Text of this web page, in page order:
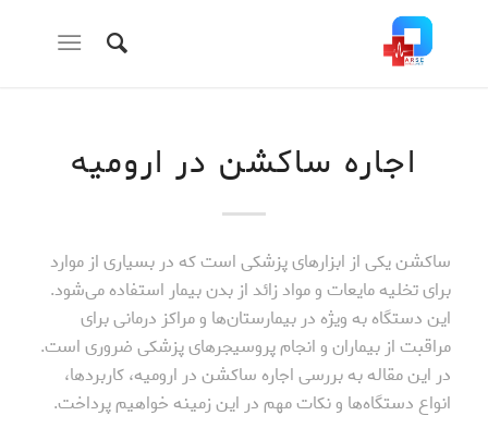
اجاره ساکشن در ارومیه
ساکشن یکی از ابزارهای پزشکی است که در بسیاری از موارد
برای تخلیه مایعات و مواد زائد از بدن بیمار استفاده می‌شود.
این دستگاه به ویژه در بیمارستان‌ها و مراکز درمانی برای
مراقبت از بیماران و انجام پروسیجرهای پزشکی ضروری است.
در این مقاله به بررسی اجاره ساکشن در ارومیه، کاربردها،
انواع دستگاه‌ها و نکات مهم در این زمینه خواهیم پرداخت.